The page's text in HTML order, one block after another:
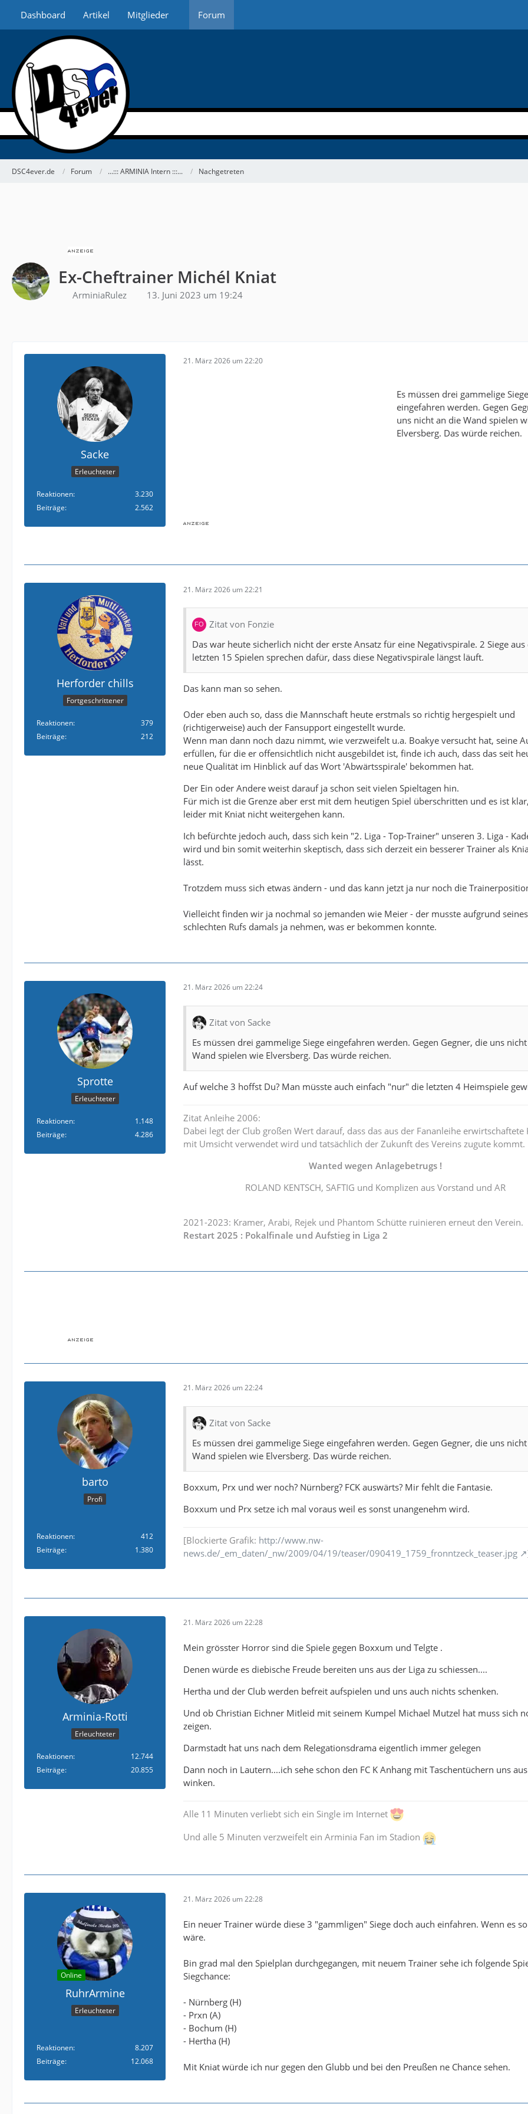
Dashboard Artikel Mitglieder Forum
DSC4ever.de Forum ...::: ARMINIA Intern :::... Nachgetreten
Ex-Cheftrainer Michél Kniat
ArminiaRulez 13. Juni 2023 um 19:24
Sacke
Erleuchteter
Reaktionen
3.230
Beiträge
2.562
21. März 2026 um 22:20
Es müssen drei gammelige Siege
eingefahren werden. Gegen
uns nicht an die Wand spielen
Elversberg. Das würde reichen.
Herforder chills
Fortgeschrittener
Reaktionen
379
Beiträge
212
21. März 2026 um 22:21
Zitat von Fonzie
Das war heute sicherlich nicht der erste Ansatz für eine Negativspirale. 2 Siege aus
letzten 15 Spielen sprechen dafür, dass diese Negativspirale längst läuft.
Das kann man so sehen.
Oder eben auch so, dass die Mannschaft heute erstmals so richtig hergespielt und
(richtigerweise) auch der Fansupport eingestellt wurde.
Wenn man dann noch dazu nimmt, wie verzweifelt u.a. Boakye versucht hat, seine
erfüllen, für die er offensichtlich nicht ausgebildet ist, finde ich auch, dass das seit
neue Qualität im Hinblick auf das Wort 'Abwärtsspirale' bekommen hat.
Der Ein oder Andere weist darauf ja schon seit vielen Spieltagen hin.
Für mich ist die Grenze aber erst mit dem heutigen Spiel überschritten und es ist
leider mit Kniat nicht weitergehen kann.
Ich befürchte jedoch auch, dass sich kein "2. Liga - Top-Trainer" unseren 3. Liga -
wird und bin somit weiterhin skeptisch, dass sich derzeit ein besserer Trainer als
lässt.
Trotzdem muss sich etwas ändern - und das kann jetzt ja nur noch die
Vielleicht finden wir ja nochmal so jemanden wie Meier - der musste aufgrund seines
schlechten Rufs damals ja nehmen, was er bekommen konnte.
Sprotte
Erleuchteter
Reaktionen
1.148
Beiträge
4.286
21. März 2026 um 22:24
Zitat von Sacke
Es müssen drei gammelige Siege eingefahren werden. Gegen Gegner, die uns
Wand spielen wie Elversberg. Das würde reichen.
Auf welche 3 hoffst Du? Man müsste auch einfach "nur" die letzten 4 Heimspiele
Zitat Anleihe 2006:
Dabei legt der Club großen Wert darauf, dass das aus der Fananleihe erwirtschaftete
mit Umsicht verwendet wird und tatsächlich der Zukunft des Vereins zugute kommt.
Wanted wegen Anlagebetrugs !
ROLAND KENTSCH, SAFTIG und Komplizen aus Vorstand und AR
2021-2023: Kramer, Arabi, Rejek und Phantom Schütte ruinieren erneut den Verein.
Restart 2025 : Pokalfinale und Aufstieg in Liga 2
barto
Profi
Reaktionen
412
Beiträge
1.380
21. März 2026 um 22:24
Zitat von Sacke
Es müssen drei gammelige Siege eingefahren werden. Gegen Gegner, die uns
Wand spielen wie Elversberg. Das würde reichen.
Boxxum, Prx und wer noch? Nürnberg? FCK auswärts? Mir fehlt die Fantasie.
Boxxum und Prx setze ich mal voraus weil es sonst unangenehm wird.
[Blockierte Grafik: http://www.nw-
news.de/_em_daten/_nw/2009/04/19/teaser/090419_1759_fronntzeck_teaser.jpg
Arminia-Rotti
Erleuchteter
Reaktionen
12.744
Beiträge
20.855
21. März 2026 um 22:28
Mein grösster Horror sind die Spiele gegen Boxxum und Telgte .
Denen würde es diebische Freude bereiten uns aus der Liga zu schiessen....
Hertha und der Club werden befreit aufspielen und uns auch nichts schenken.
Und ob Christian Eichner Mitleid mit seinem Kumpel Michael Mutzel hat muss sich
zeigen.
Darmstadt hat uns nach dem Relegationsdrama eigentlich immer gelegen
Dann noch in Lautern....ich sehe schon den FC K Anhang mit Taschentüchern uns
winken.
Alle 11 Minuten verliebt sich ein Single im Internet
Und alle 5 Minuten verzweifelt ein Arminia Fan im Stadion
Online
RuhrArmine
Erleuchteter
Reaktionen
8.207
Beiträge
12.068
21. März 2026 um 22:28
Ein neuer Trainer würde diese 3 "gammligen" Siege doch auch einfahren. Wenn es
wäre.
Bin grad mal den Spielplan durchgegangen, mit neuem Trainer sehe ich folgende
Siegchance:
- Nürnberg (H)
- Prxn (A)
- Bochum (H)
- Hertha (H)
Mit Kniat würde ich nur gegen den Glubb und bei den Preußen ne Chance sehen.